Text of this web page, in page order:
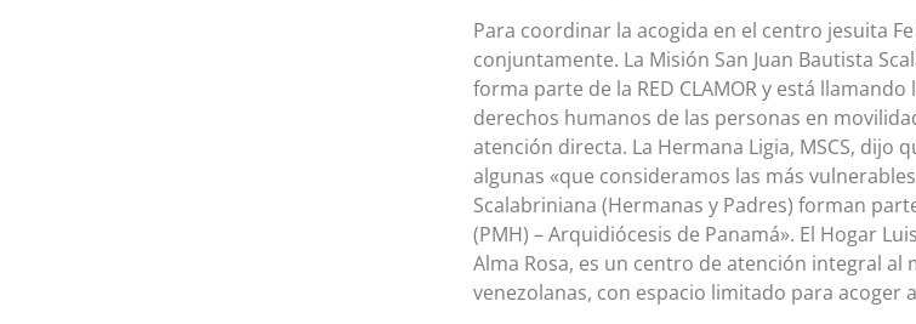
Para coordinar la acogida en el centro jesuita
conjuntamente. La Misión San Juan Bautista
forma parte de la RED CLAMOR y está
derechos humanos de las personas en
atención directa. La Hermana Ligia, MSCS, dijo
algunas «que consideramos las más
Scalabriniana (Hermanas y Padres) forman
(PMH) – Arquidiócesis de Panamá». El Hogar
Alma Rosa, es un centro de atención integral
venezolanas, con espacio limitado para acoger